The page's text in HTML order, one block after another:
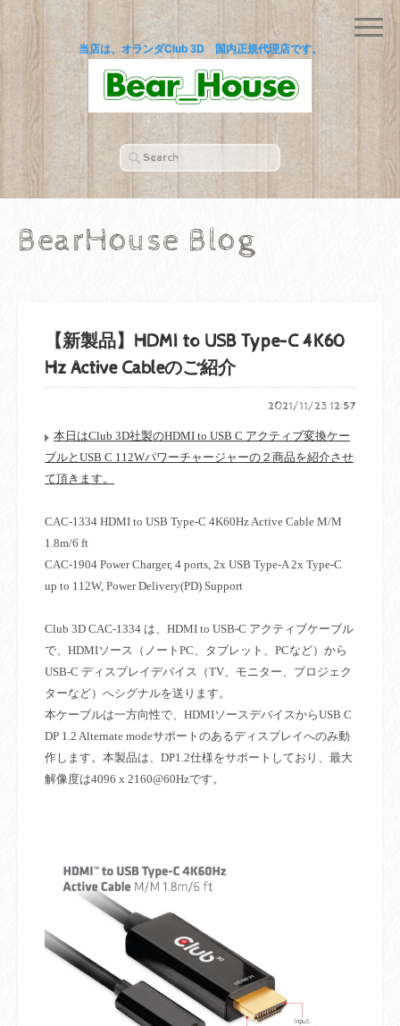
当店は、オランダClub 3D 国内正規代理店です。
BearHouse Blog
【新製品】HDMI to USB Type-C 4K60
Hz Active Cableのご紹介
2021/11/23 12:57
本日はClub 3D社製のHDMI to USB C アクティブ変換ケー
ブルと USB C 112Wパワーチャージャーの２商品を紹介させ
て頂きます。
CAC-1334 HDMI to USB Type-C 4K60Hz Active Cable M/M
1.8m/6 ft
CAC-1904 Power Charger, 4 ports, 2x USB Type-A 2x Type-C
up to 112W, Power Delivery(PD) Support
Club 3D CAC-1334 は、 HDMI to USB-C アクティブケーブル
で、 HDMIソース（ノート PC、タブレット、 PCなど）から
USB-C ディスプレイデバイス（TV、モニター、プロジェク
ターなど）へシグナルを送ります。
本ケーブルは一方向性で、 HDMIソースデバイスからUSB C
DP 1.2 Alternate modeサポートのあるディスプレイへのみ動
作します。本製品は、 DP1.2仕様をサポートしており、最大
解像度は4096 x 2160@60Hzです。